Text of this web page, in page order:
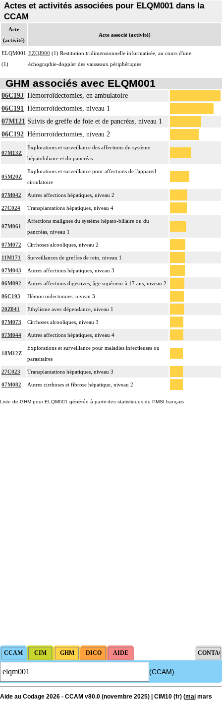
Actes et activités associées pour ELQM001 dans la
CCAM
Acte
(activité)
Acte associé (activité)
ELQM001
(1)
EZQJ900 (1) Restitution tridimensionnelle informatisée, au cours d'une
échographie-doppler des vaisseaux périphériques
GHM associés avec ELQM001
06C19J Hémorroïdectomies, en ambulatoire
06C191 Hémorroïdectomies, niveau 1
07M121 Suivis de greffe de foie et de pancréas, niveau 1
06C192 Hémorroïdectomies, niveau 2
07M13Z
Explorations et surveillance des affections du système
hépatobiliaire et du pancréas
05M20Z
Explorations et surveillance pour affections de l'appareil
circulatoire
07M042 Autres affections hépatiques, niveau 2
27C024 Transplantations hépatiques, niveau 4
07M061
Affections malignes du système hépato-biliaire ou du
pancréas, niveau 1
07M072 Cirrhoses alcooliques, niveau 2
11M171 Surveillances de greffes de rein, niveau 1
07M043 Autres affections hépatiques, niveau 3
06M092 Autres affections digestives, âge supérieur à 17 ans, niveau 2
06C193 Hémorroïdectomies, niveau 3
20Z041 Ethylisme avec dépendance, niveau 1
07M073 Cirrhoses alcooliques, niveau 3
07M044 Autres affections hépatiques, niveau 4
18M12Z
Explorations et surveillance pour maladies infectieuses ou
parasitaires
27C023 Transplantations hépatiques, niveau 3
07M082 Autres cirrhoses et fibrose hépatique, niveau 2
Liste de GHM pour ELQM001 générée à partir des statistiques du PMSI français
(CCAM)
Aide au Codage 2026 - CCAM v80.0 (novembre 2025) | CIM10 (fr) (maj mars